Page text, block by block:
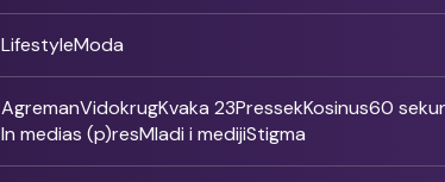
LifestyleModa
AgremanVidokrugKvaka 23PressekKosinus60
In medias (p)resMladi i medijiStigma